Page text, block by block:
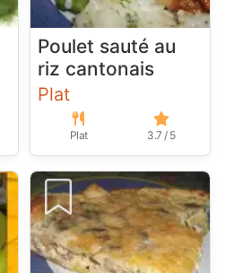
Poulet sauté au
riz cantonais
Plat
Plat 3.7 / 5